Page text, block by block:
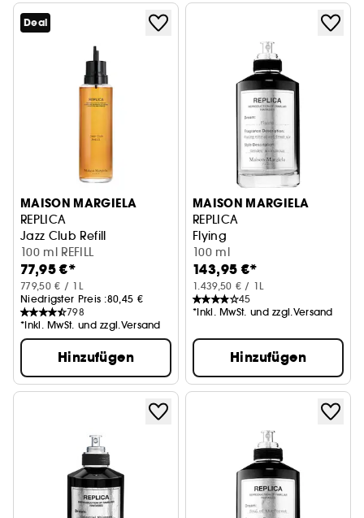
Deal
MAISON MARGIELA
REPLICA
Jazz Club Refill
100 ml REFILL
77,95 €*
779,50 € / 1L
Niedrigster Preis :80,45 €
798
*Inkl. MwSt. und zzgl.Versand
Hinzufügen
MAISON MARGIELA
REPLICA
Flying
100 ml
143,95 €*
1.439,50 € / 1L
45
*Inkl. MwSt. und zzgl.Versand
Hinzufügen